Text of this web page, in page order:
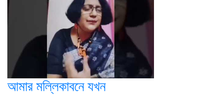
আমার মল্লিকাবনে যখন